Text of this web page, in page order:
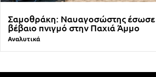
Σαμοθράκη: Ναυαγοσώστης έσωσε
βέβαιο πνιγμό στην Παχιά Άμμο
Αναλυτικά